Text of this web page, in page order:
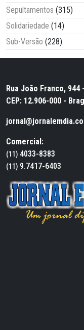
Sepultamentos (315)
Solidariedade (14)
Sub-Versão (228)
Rua João Franco,
CEP: 12.906-000 -
Comercial:
(11) 4033-8383
(11) 9.7417-6403